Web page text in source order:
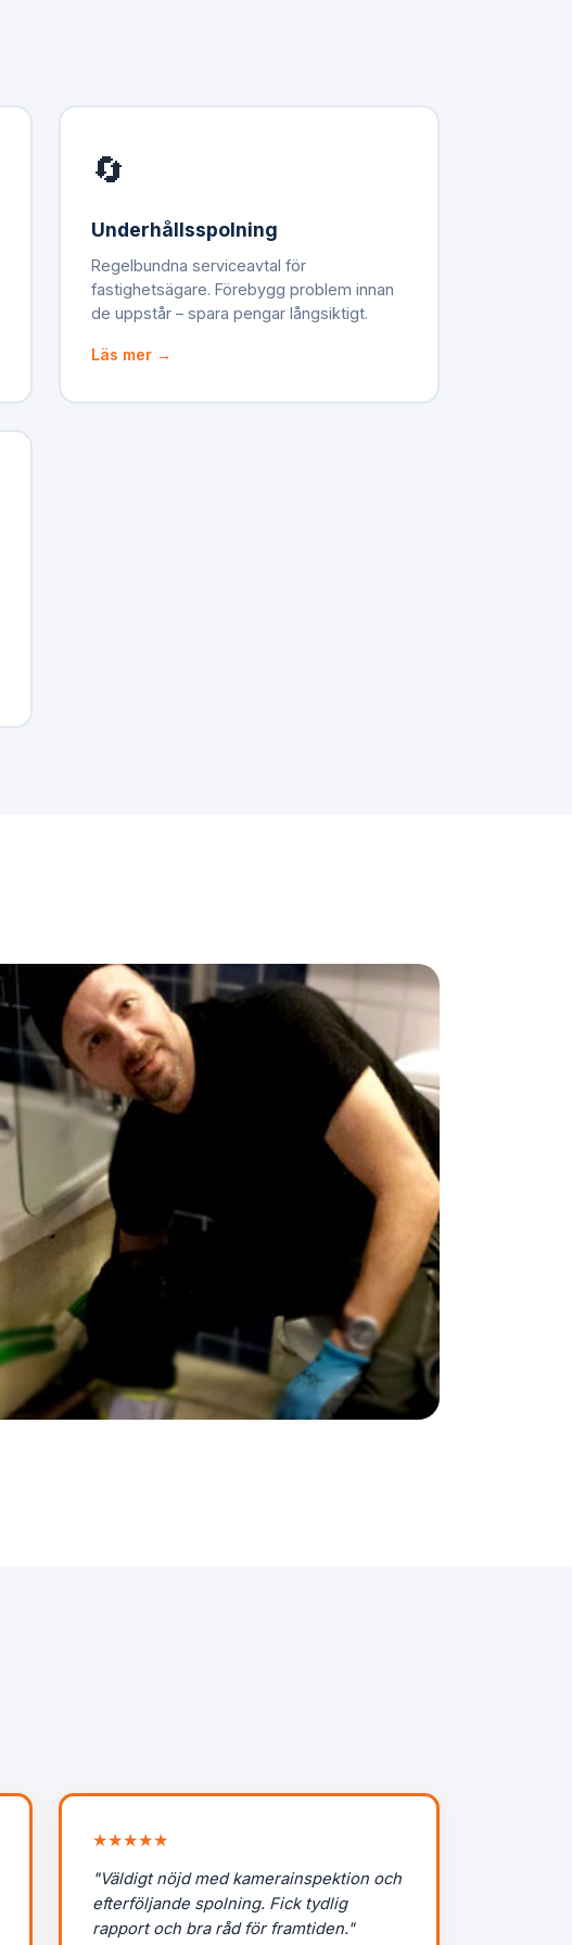
🔄
Underhållsspolning
Regelbundna serviceavtal för
fastighetsägare. Förebygg problem innan
de uppstår – spara pengar långsiktigt.
Läs mer →
★★★★★
"Väldigt nöjd med kamerainspektion och
efterföljande spolning. Fick tydlig
rapport och bra råd för framtiden."